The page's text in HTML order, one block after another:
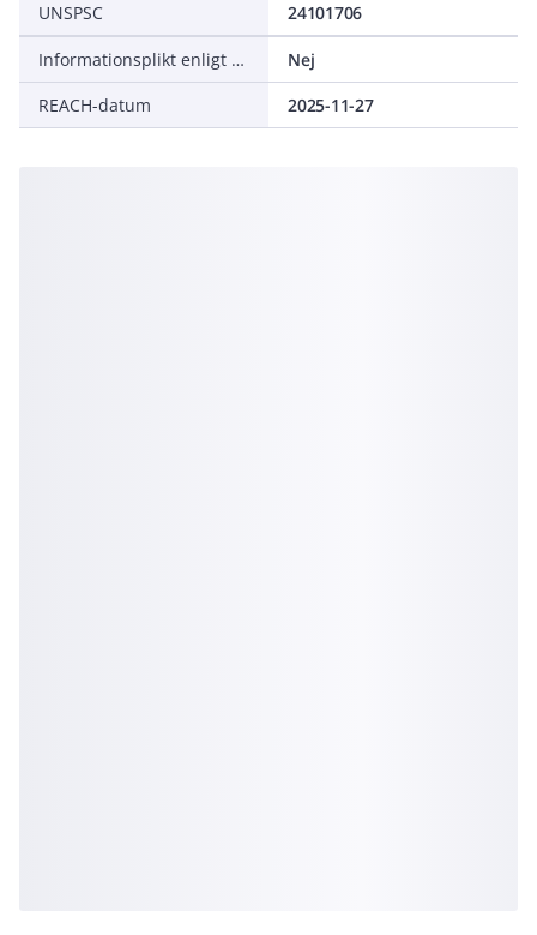
UNSPSC
24101706
Informationsplikt enligt REACH
Nej
REACH-datum
2025-11-27